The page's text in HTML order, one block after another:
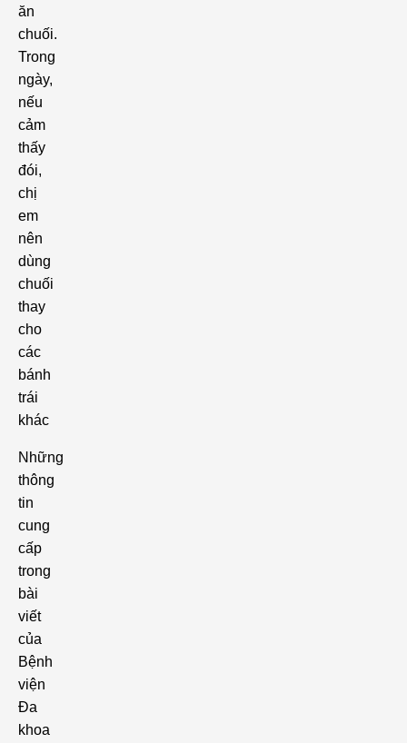
ăn
chuối.
Trong
ngày,
nếu
cảm
thấy
đói,
chị
em
nên
dùng
chuối
thay
cho
các
bánh
trái
khác
Những
thông
tin
cung
cấp
trong
bài
viết
của
Bệnh
viện
Đa
khoa